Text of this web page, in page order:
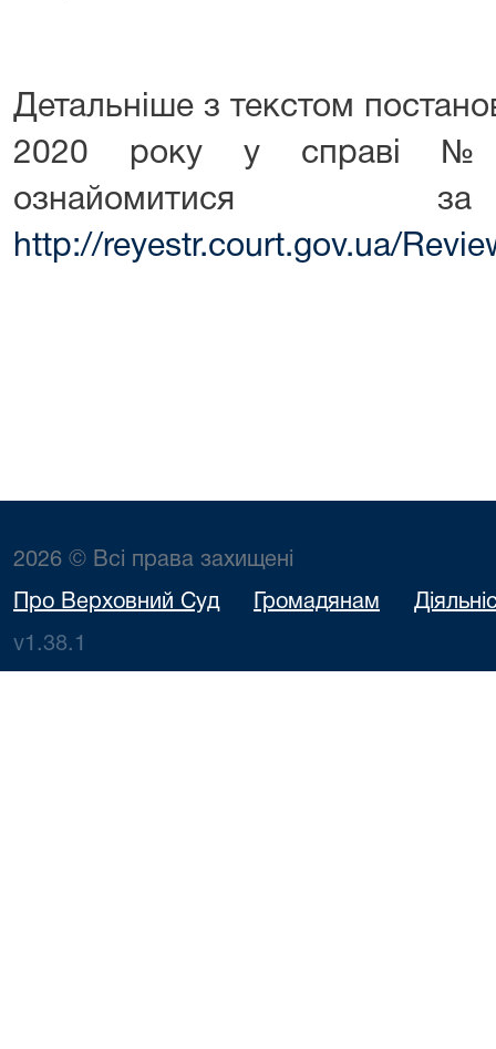
Детальніше з текстом
2020 року у справі №
ознайомитися
http://reyestr.court.gov.ua/
2026 © Всі права захищені
Про Верховний Суд Громадянам
v1.38.1